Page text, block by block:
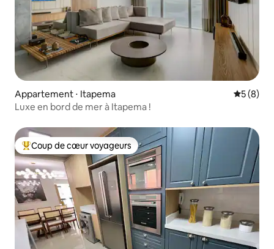
Appartement ⋅ Itapema
5 (8)
Luxe en bord de mer à Itapema !
Coups de cœur voyageurs les plus appréciés
Coup de cœur voyageurs